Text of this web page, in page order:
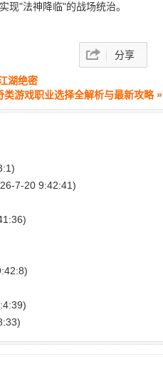
现"法神降临"的战场统治。
分享
湖绝密
类游戏职业选择全解析与最新攻略 »
7-20 9:42:41)